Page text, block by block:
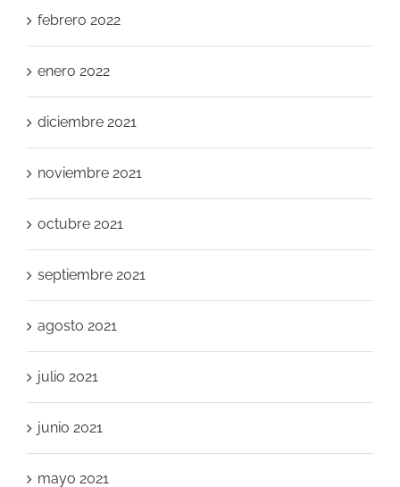
febrero 2022
enero 2022
diciembre 2021
noviembre 2021
octubre 2021
septiembre 2021
agosto 2021
julio 2021
junio 2021
mayo 2021